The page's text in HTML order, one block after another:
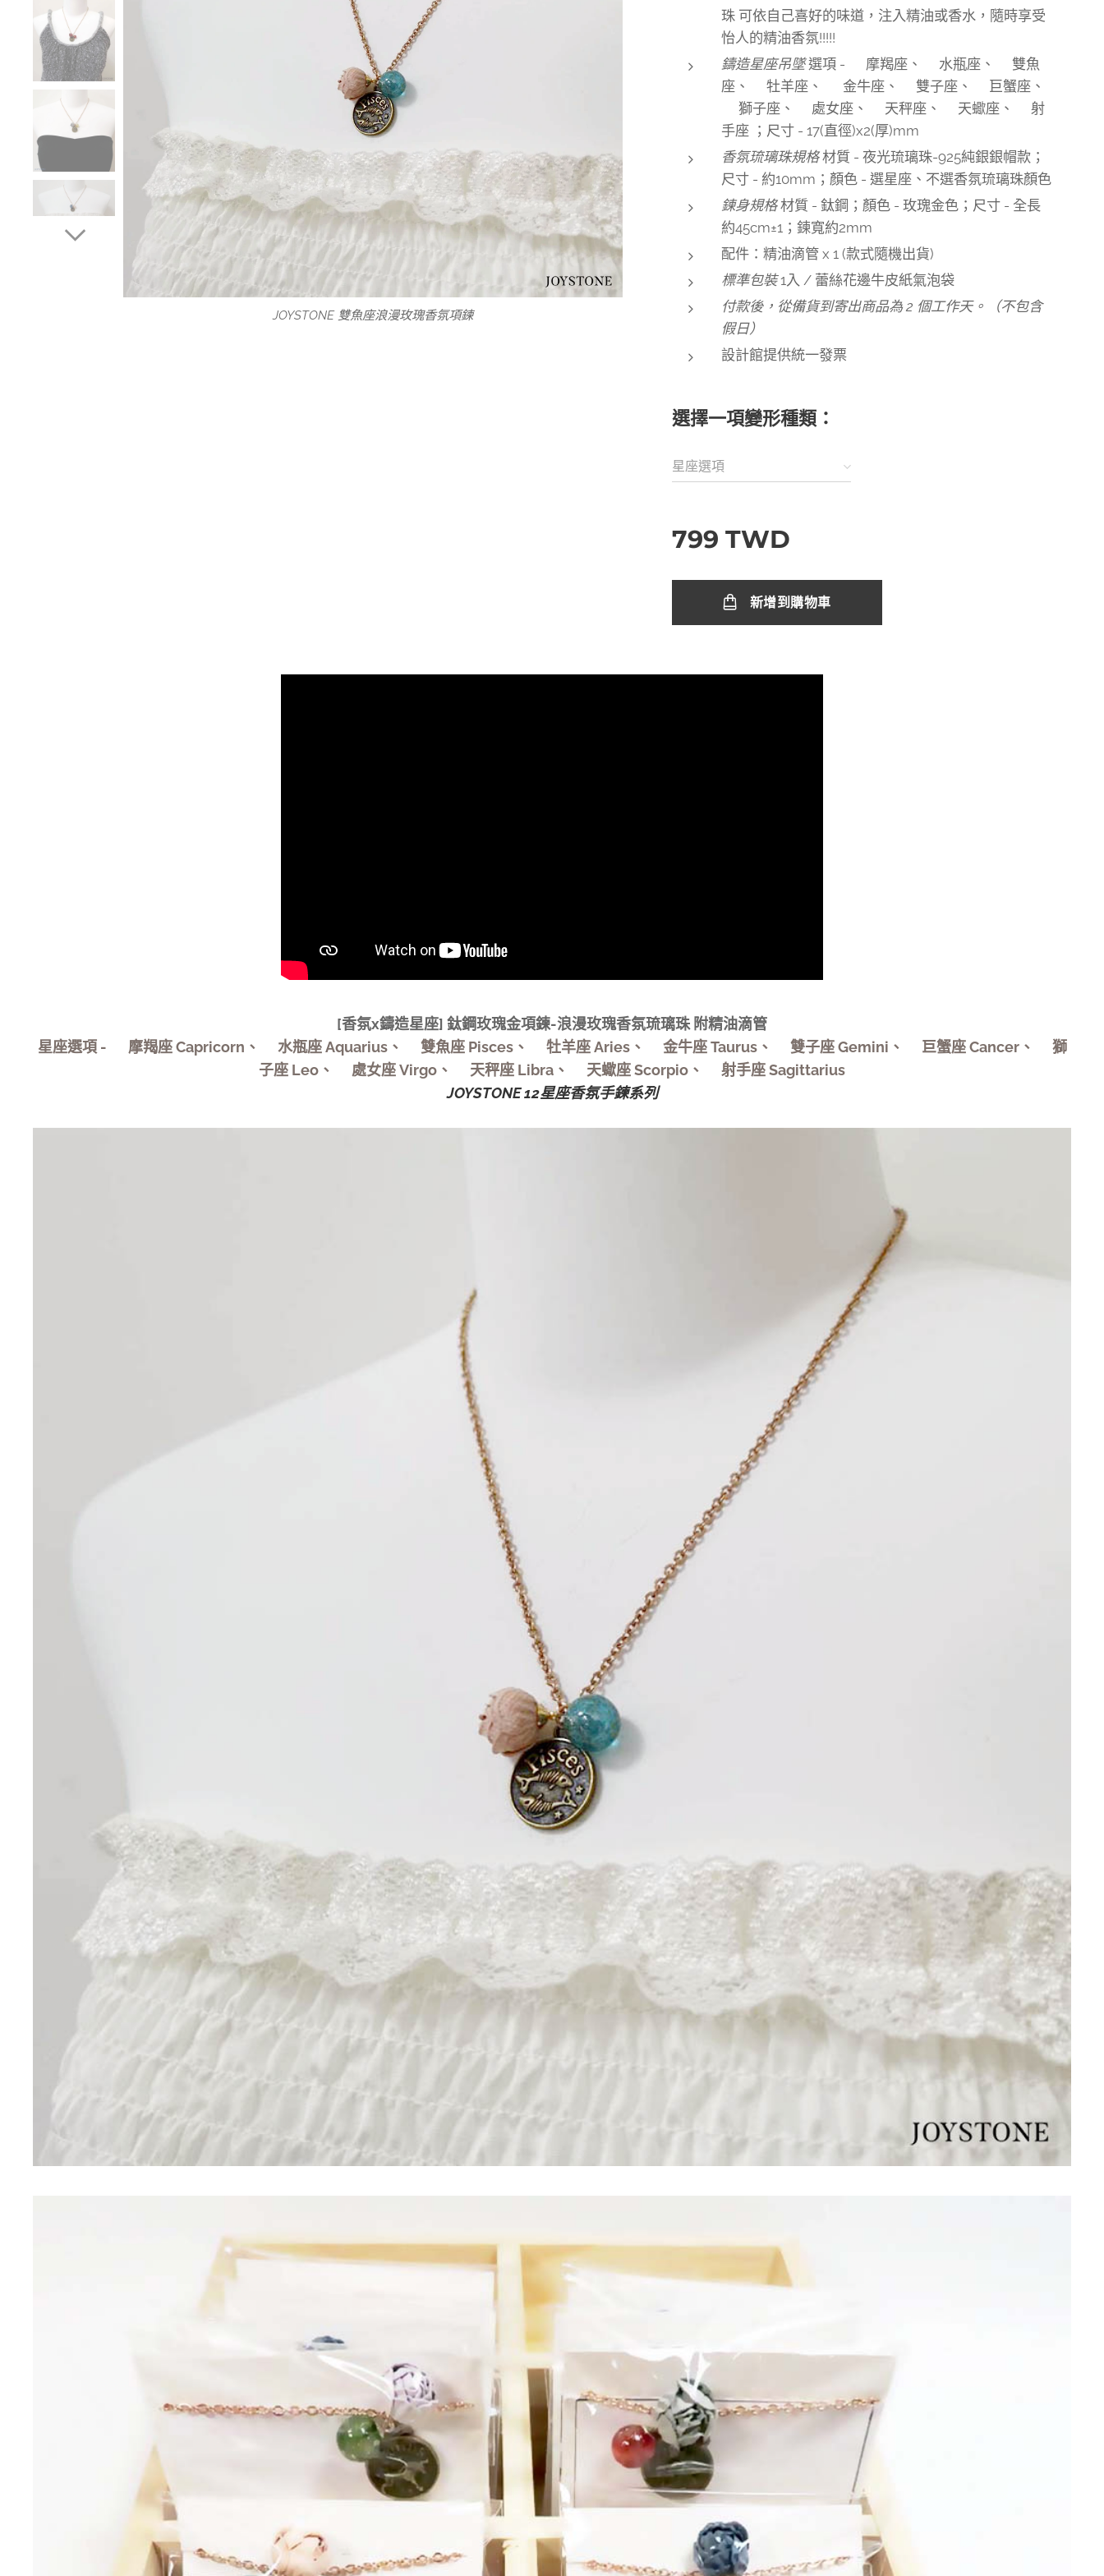
JOYSTONE 雙魚座浪漫玫瑰香氛項鍊
星座鈦鋼玫瑰金項鍊-浪漫玫瑰香氛琉璃珠
JOYSTONE 魔羯座浪漫玫瑰香氛項鍊
JOYSTONE 水瓶座浪漫玫瑰香氛項鍊
JOYSTONE 牡羊座浪漫玫瑰香氛項鍊
金牛座浪漫玫瑰香氛項鍊
雙子座浪漫玫瑰香氛項鍊
處女座鈦鋼玫瑰金項鍊-
天秤座鈦鋼玫瑰金項鍊-
珠 可依自己喜好的味道，注入精油或香水，隨時享受
怡人的精油香氛!!!!!
鑄造星座吊墜選項 - ♑摩羯座、♒水瓶座、♓雙魚
座、♈牡羊座、 ♉金牛座、♊雙子座、♋巨蟹座、
♌獅子座、♍處女座、♎天秤座、♏天蠍座、♐射
手座 ；尺寸 - 17(直徑)x2(厚)mm
香氛琉璃珠規格材質 - 夜光琉璃珠-925純銀銀帽款；
尺寸 - 約10mm；顏色 - 選星座、不選香氛琉璃珠顏色
鍊身規格材質 - 鈦鋼；顏色 - 玫瑰金色；尺寸 - 全長
約45cm±1；鍊寬約2mm
配件：精油滴管 x 1 (款式隨機出貨)
標準包裝1入 / 蕾絲花邊牛皮紙氣泡袋
付款後，從備貨到寄出商品為 2 個工作天。（不包含
假日）
設計館提供統一發票
選擇一項變形種類：
星座選項
799 TWD
新增到購物車
[香氛x鑄造星座] 鈦鋼玫瑰金項鍊-浪漫玫瑰香氛琉璃珠 附精油滴管
星座選項 - ♑摩羯座 Capricorn、♒水瓶座 Aquarius、♓雙魚座 Pisces、♈牡羊座 Aries、♉金牛座 Taurus、♊雙子座 Gemini、♋巨蟹座 Cancer、♌獅
子座 Leo、♍處女座 Virgo、♎天秤座 Libra、♏天蠍座 Scorpio、♐射手座 Sagittarius
JOYSTONE 12星座香氛手鍊系列